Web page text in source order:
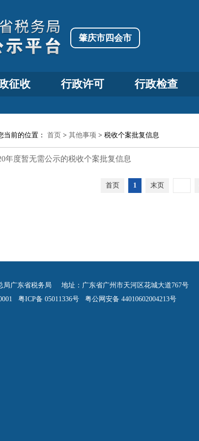
肇庆市四会市
征收 行政许可 行政检查
当前的位置： 首页 > 其他事项 > 税收个案批复信息
年度暂无需公示的税收个案批复信息
首页 1 末页
局广东省税务局 地址：广东省广州市天河区花城大道767号
粤ICP备 05011336号 粤公网安备 44010602004213号